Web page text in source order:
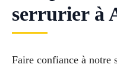
serrurier à
Faire confiance à notre